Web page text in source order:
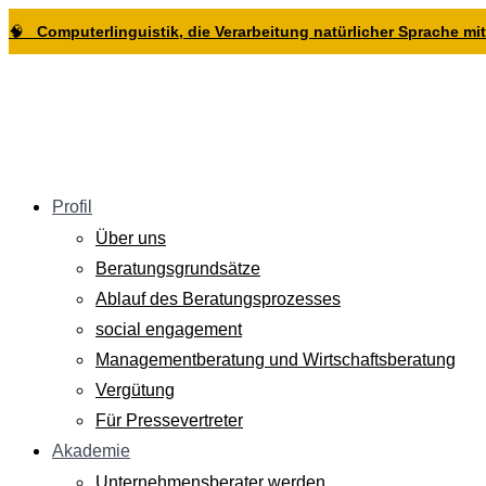
Zur
Hauptnavigation
Zum
Inhalt
Zum
Footer
🧠 Computerlinguistik, die Verarbeitung natürlicher Sprache
Profil
Über uns
Beratungsgrundsätze
Ablauf des Beratungsprozesses
social engagement
Managementberatung und Wirtschaftsberatung
Vergütung
Für Pressevertreter
Akademie
Unternehmensberater werden